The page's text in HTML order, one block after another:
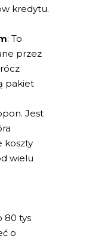
kredytu.
: To
przez
pakiet
Jest
koszty
wielu
80 tys
o